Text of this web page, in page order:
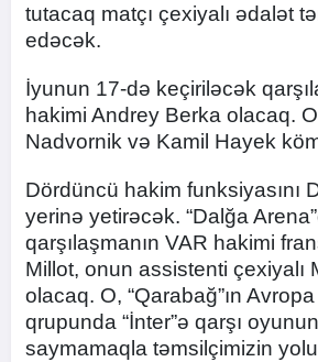
tutacaq matçı çexiyalı ədalət
edəcək.
İyunun 17-də keçiriləcək
hakimi Andrey Berka olacaq.
Nadvornik və Kamil Hayek
Dördüncü hakim funksiyasını
yerinə yetirəcək. “Dalğa
qarşılaşmanın VAR hakimi
Millot, onun assistenti çexiyalı
olacaq. O, “Qarabağ”ın Avropa
qrupunda “İnter”ə qarşı
saymamaqla təmsilçimizin